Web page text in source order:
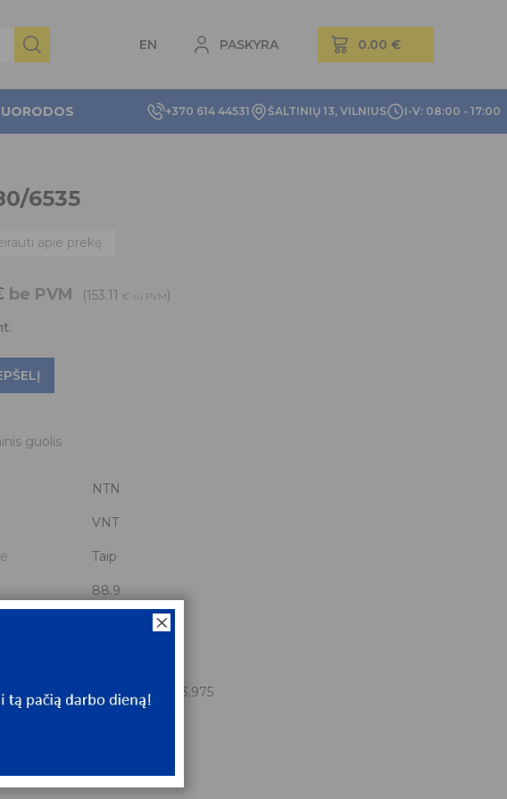
EN PASKYRA
+370 614 44531 ŠALTINIŲ 13, VILNIUS I-V: 08:00 - 17:00
6535
apie prekę
be PVM (153.11 € su PVM)
guolis
NTN
VNT
Taip
88.9
88.9x161.925x53.975